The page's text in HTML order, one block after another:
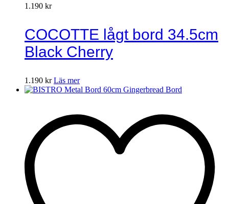
1.190 kr
COCOTTE lågt bord 34.5cm
Black Cherry
1.190 kr Läs mer